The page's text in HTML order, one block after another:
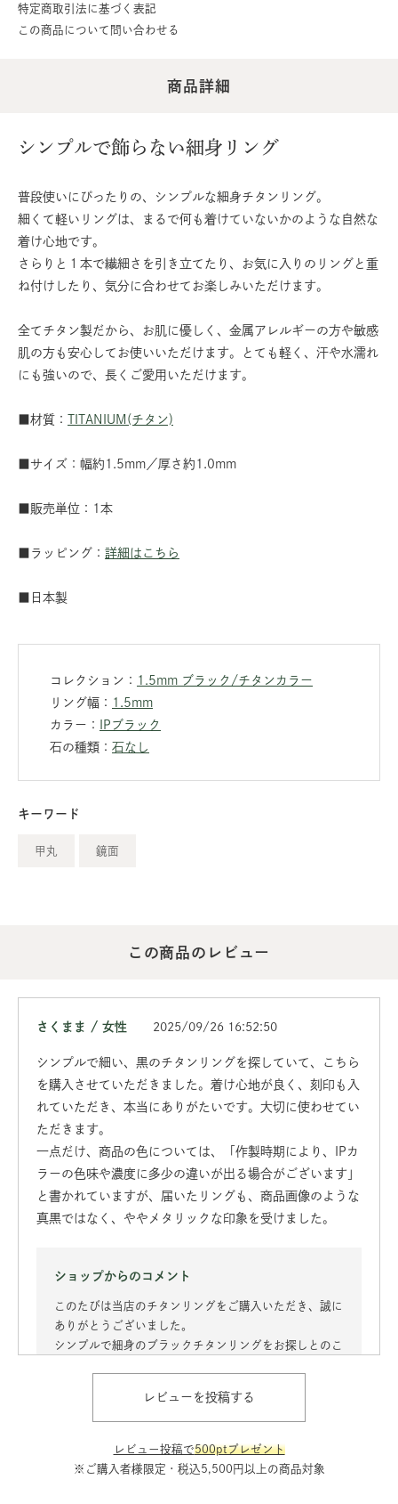
特定商取引法に基づく表記
この商品について問い合わせる
商品詳細
シンプルで飾らない細身リング
普段使いにぴったりの、シンプルな細身チタンリング。
細くて軽いリングは、まるで何も着けていないかのような自然な
着け心地です。
さらりと１本で繊細さを引き立てたり、お気に入りのリングと重
ね付けしたり、気分に合わせてお楽しみいただけます。
全てチタン製だから、お肌に優しく、金属アレルギーの方や敏感
肌の方も安心してお使いいただけます。とても軽く、汗や水濡れ
にも強いので、長くご愛用いただけます。
■材質： TITANIUM(チタン)
■サイズ：幅約1.5mm／厚さ約1.0mm
■販売単位：1本
■ラッピング： 詳細はこちら
■日本製
コレクション： 1.5mm ブラック/チタンカラー
リング幅： 1.5mm
カラー：
IPブラック
石の種類： 石なし
キーワード
甲丸 鏡面
この商品のレビュー
さくまま / 女性 2025/09/26 16:52:50
シンプルで細い、黒のチタンリングを探していて、こちら
を購入させていただきました。着け心地が良く、刻印も入
れていただき、本当にありがたいです。大切に使わせてい
ただきます。
一点だけ、商品の色については、「作製時期により、IPカ
ラーの色味や濃度に多少の違いが出る場合がございます」
と書かれていますが、届いたリングも、商品画像のような
真黒ではなく、ややメタリックな印象を受けました。
ショップからのコメント
このたびは当店のチタンリングをご購入いただき、誠に
ありがとうございました。
シンプルで細身のブラックチタンリングをお探しとのこ
着け心地や刻印にご満足いただけたとのお言葉を拝見
し、嬉しく感じております。末永くご愛用いただけまし
たら幸いです。
また、リングの色味に関するご感想もありがとうござい
レビューを投稿する
レビュー投稿で500ptプレゼント
※ご購入者様限定・税込5,500円以上の商品対象